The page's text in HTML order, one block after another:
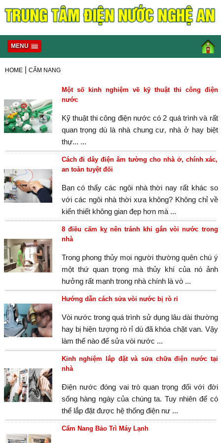
MENU
HOME| CẨM NANG
Một số kinh nghiệm về kỹ thuật thi công điện
nước
Kỹ thuật thi công điện nước có 2 quá trình và rất
quan trọng dù là nhà chung cư, nhà ở hay biệt
thự... ...
Cách đi dây điện âm tường cho nhà ở, chính xác,
an toàn tuyệt đối
Bạn có thấy các ngôi nhà thời nay rất khác so
với các ngôi nhà thời xưa không? Không chỉ về
kiến thiết không gian đẹp hơn mà ...
8 điều cấm kỵ nên tránh khi gắn vòi nước trong
nhà
Trong phong thủy mọi người thường quên chú ý
một thứ quan trọng mà thủy khí của nó ảnh
hưởng rất mạnh trong nhà chính là vò ...
Hướng dẫn cách sửa vòi nước bị rò rỉ
Vòi nước trong quá trình sử dụng lâu dài thường
hay bị hiện tượng rò rỉ dù đã khóa chặt van. Vậy
làm thế nào để sửa vòi nước ...
Kinh nghiệm lắp đặt và sửa chữa điện nước tại
nhà
Điện nước đóng vai trò quan trọng đối với đời
sống hàng ngày của chúng ta. Tuy nhiên để có
thể lắp đặt được hệ thống điện nư ...
Cẩm Nang Bảo Trì Máy Lạnh